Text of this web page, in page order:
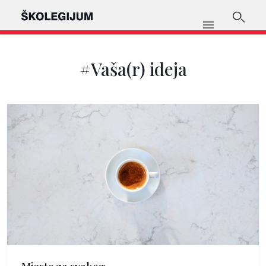
#Vaša(r) ideja